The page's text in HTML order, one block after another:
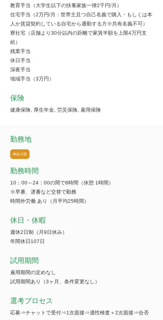
教育手当（大学生以下の扶養家族一律2千円/月）
住宅手当（2万円/月：世帯主且つ自己名義で購入・もしくは本
人か賃貸契約している自宅から通勤する方※共有名義不可）
寮社宅（店舗より30分以内の距離で家賃半額を上限4万円支
給）
残業手当
休日手当
深夜手当
地域手当（3万円）
保険
健康保険, 厚生年金, 労災保険, 雇用保険
勤務地
神奈川県
勤務時間
10：00～24：00の間で8時間（休憩 1時間）
※早番、遅番など交替で勤務
時間外労働 あり（月平均25時間）
休日・休暇
週休2日制（月9日休み）
年間休日107日
試用期間
雇用期間の定めなし
試用期間あり（3ヶ月、条件変更なし）
選考プロセス
応募⇒チャットで受付⇒1次面接⇒適性検査＋2次面接⇒合否